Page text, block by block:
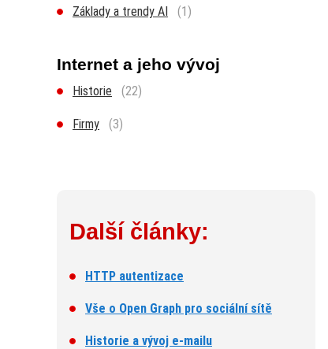
Základy a trendy AI (1)
Internet a jeho vývoj
Historie (22)
Firmy (3)
Další články:
HTTP autentizace
Vše o Open Graph pro sociální sítě
Historie a vývoj e-mailu